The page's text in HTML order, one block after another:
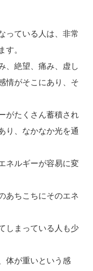
っている人は、非常
す。
、絶望、痛み、虚し
情がそこにあり、そ
がたくさん蓄積され
り、なかなか光を通
ネルギーが容易に変
あちこちにそのエネ
しまっている人も少
体が重いという感